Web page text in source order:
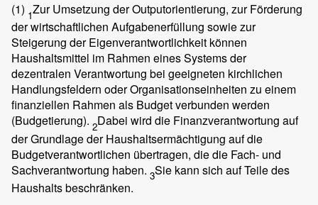
(1) 1Zur Umsetzung der Outputorientierung, zur Förderung
der wirtschaftlichen Aufgabenerfüllung sowie zur
Steigerung der Eigenverantwortlichkeit können
Haushaltsmittel im Rahmen eines Systems der
dezentralen Verantwortung bei geeigneten kirchlichen
Handlungsfeldern oder Organisationseinheiten zu einem
finanziellen Rahmen als Budget verbunden werden
(Budgetierung). 2Dabei wird die Finanzverantwortung auf
der Grundlage der Haushaltsermächtigung auf die
Budgetverantwortlichen übertragen, die die Fach- und
Sachverantwortung haben. 3Sie kann sich auf Teile des
Haushalts beschränken.